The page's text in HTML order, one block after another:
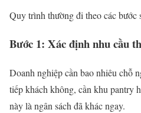
Quy trình thường đi theo các bước
Bước 1: Xác định nhu cầu
Doanh nghiệp cần bao nhiêu chỗ
tiếp khách không, cần khu pantry
này là ngân sách đã khác ngay.